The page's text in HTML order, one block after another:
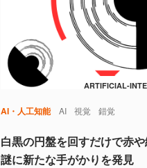
ARTIFICIAL-
AI・人工知能 AI 視覚 錯覚
白黒の円盤を回すだけで赤
謎に新たな手がかりを発見